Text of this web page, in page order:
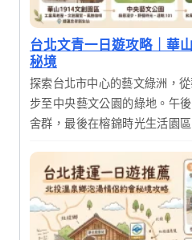
台北文青一日遊攻略｜華
秘境
探索台北市中心的藝文綠洲，
步至中央藝文公園的綠地。午
舍群，最後在榕錦時光生活園
愛攝影與慢活氛圍的旅人。